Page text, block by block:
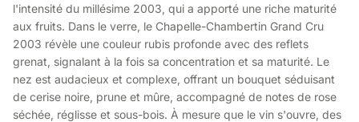
l'intensité du millésime 2003, qui a apporté une riche maturité
aux fruits. Dans le verre, le Chapelle-Chambertin Grand Cru
2003 révèle une couleur rubis profonde avec des reflets
grenat, signalant à la fois sa concentration et sa maturité. Le
nez est audacieux et complexe, offrant un bouquet séduisant
de cerise noire, prune et mûre, accompagné de notes de rose
séchée, réglisse et sous-bois. À mesure que le vin s'ouvre, des